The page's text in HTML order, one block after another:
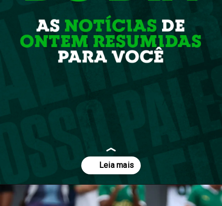
Openinghttps://nossopalestra.com.br/